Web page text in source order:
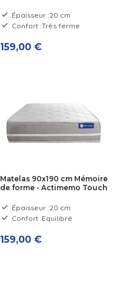
Épaisseur :20 cm
Confort :Très ferme
159,00 €
Matelas 90x190 cm Mémoire
de forme - Actimemo Touch
Épaisseur :20 cm
Confort :Equilibré
159,00 €